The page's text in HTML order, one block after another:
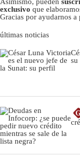
exclusivo que
Gracias por ayudarnos
últimas noticias
su